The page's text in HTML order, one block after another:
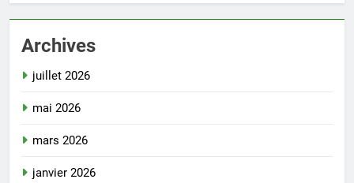
Archives
juillet 2026
mai 2026
mars 2026
janvier 2026